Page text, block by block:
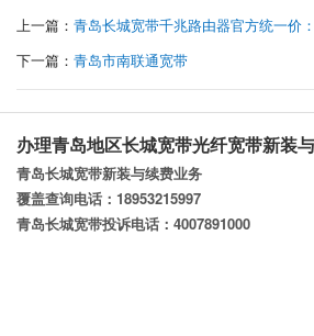
上一篇： 青岛长城宽带千兆路由器官方统一价
下一篇： 青岛市南联通宽带
办理青岛地区长城宽带光纤宽带新装
青岛长城宽带新装与续费业务
覆盖查询电话：18953215997
青岛长城宽带投诉电话：4007891000